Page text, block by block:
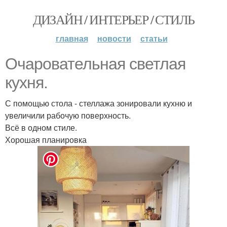
ДИЗАЙН / ИНТЕРЬЕР / СТИЛЬ
главная новости статьи
Очаровательная светлая
кухня.
С помощью стола - стеллажа зонировали кухню и
увеличили рабочую поверхность.
Всё в одном стиле.
Хорошая планировка